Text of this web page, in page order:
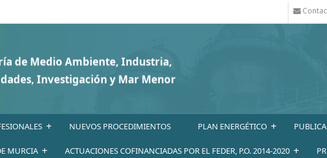
+ NUEVOS PROCEDIMIENTOS PLAN ENERGÉTICO +
MURCIA + ACTUACIONES COFINANCIADAS POR EL FEDER, P.O. 2014-2020 +